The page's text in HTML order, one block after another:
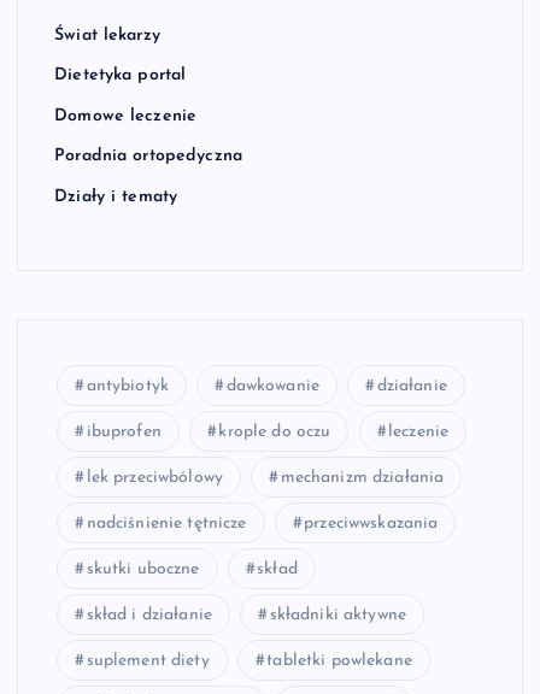
Świat lekarzy
Dietetyka portal
Domowe leczenie
Poradnia ortopedyczna
Działy i tematy
antybiotyk dawkowanie działanie
ibuprofen krople do oczu leczenie
lek przeciwbólowy mechanizm działania
nadciśnienie tętnicze przeciwwskazania
skutki uboczne skład
skład i działanie składniki aktywne
suplement diety tabletki powlekane